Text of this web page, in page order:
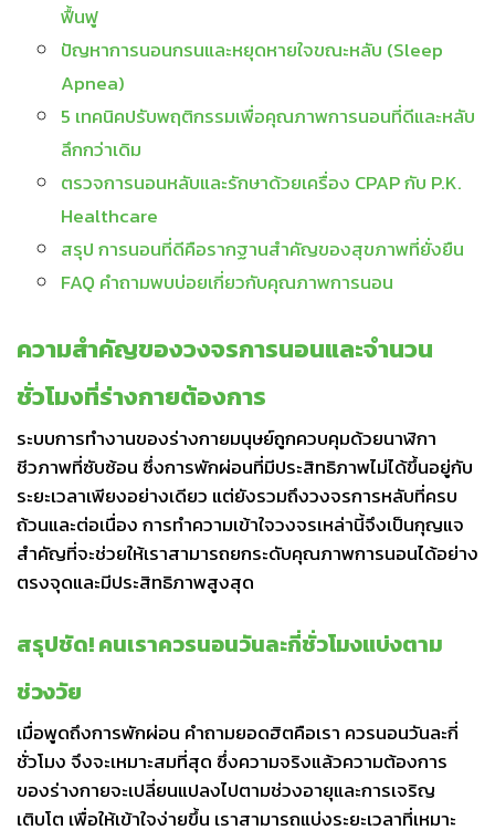
ฟื้นฟู
ปัญหาการนอนกรนและหยุดหายใจขณะหลับ (Sleep
Apnea)
5 เทคนิคปรับพฤติกรรมเพื่อคุณภาพการนอนที่ดีและหลับ
ลึกกว่าเดิม
ตรวจการนอนหลับและรักษาด้วยเครื่อง CPAP กับ P.K.
Healthcare
สรุป การนอนที่ดีคือรากฐานสำคัญของสุขภาพที่ยั่งยืน
FAQ คำถามพบบ่อยเกี่ยวกับคุณภาพการนอน
ความสำคัญของวงจรการนอนและจำนวน
ชั่วโมงที่ร่างกายต้องการ
ระบบการทำงานของร่างกายมนุษย์ถูกควบคุมด้วยนาฬิกา
ชีวภาพที่ซับซ้อน ซึ่งการพักผ่อนที่มีประสิทธิภาพไม่ได้ขึ้นอยู่กับ
ระยะเวลาเพียงอย่างเดียว แต่ยังรวมถึงวงจรการหลับที่ครบ
ถ้วนและต่อเนื่อง การทำความเข้าใจวงจรเหล่านี้จึงเป็นกุญแจ
สำคัญที่จะช่วยให้เราสามารถยกระดับคุณภาพการนอนได้อย่าง
ตรงจุดและมีประสิทธิภาพสูงสุด
สรุปชัด! คนเราควรนอนวันละกี่ชั่วโมงแบ่งตาม
ช่วงวัย
เมื่อพูดถึงการพักผ่อน คำถามยอดฮิตคือเรา ควรนอนวันละกี่
ชั่วโมง จึงจะเหมาะสมที่สุด ซึ่งความจริงแล้วความต้องการ
ของร่างกายจะเปลี่ยนแปลงไปตามช่วงอายุและการเจริญ
เติบโต เพื่อให้เข้าใจง่ายขึ้น เราสามารถแบ่งระยะเวลาที่เหมาะ